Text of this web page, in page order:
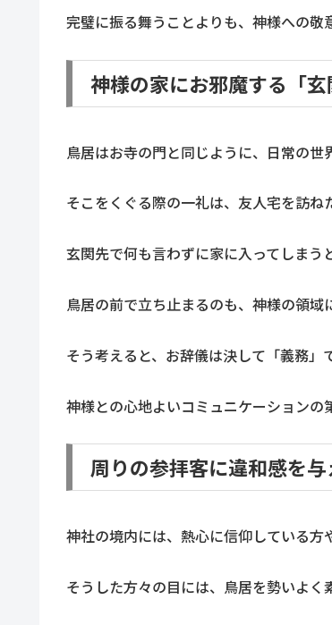
完璧に振る舞うことよりも、神様への敬
神様の家にお邪魔する「
鳥居はお寺の門と同じように、日常の世
そこをくぐる際の一礼は、友人宅を訪ね
玄関先で何も言わずに家に入ってしまう
鳥居の前で立ち止まるのも、神様の領域
そう考えると、お辞儀は決して「義務」
神様との心地よいコミュニケーションの
周りの参拝客に違和感を
神社の境内には、熱心に信仰している方
そうした方々の目には、鳥居を勢いよく